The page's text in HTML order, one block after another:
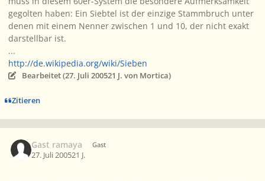
gegolten haben: Ein Siebtel ist der einzige Stammbruch unter
denen mit einem Nenner zwischen 1 und 10, der nicht exakt
darstellbar ist.
...
http://de.wikipedia.org/wiki/Sieben
Bearbeitet (27. Juli 200521 J. von Mortica)
Zitieren
Gast ramaya Gast
27. Juli 200521 J.